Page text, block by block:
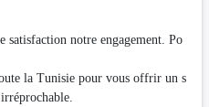
notre engagement. Po
la Tunisie pour vous offrir un s